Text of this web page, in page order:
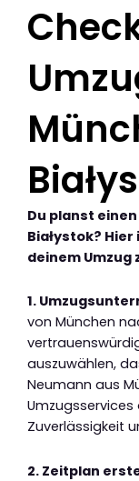
Du planst
Białystok?
deinem Umzug
1.
von München
auszuwählen,
Neumann aus
Zuverlässigkeit
2. Zeitplan